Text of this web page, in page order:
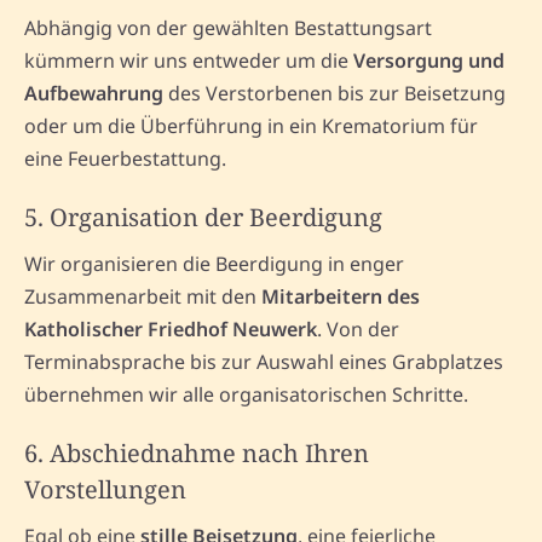
Abhängig von der gewählten Bestattungsart
kümmern wir uns entweder um dieVersorgung und
Aufbewahrung des Verstorbenen bis zur Beisetzung
oder um die Überführung in ein Krematorium für
eine Feuerbestattung.
5. Organisation der Beerdigung
Wir organisieren die Beerdigung in enger
Zusammenarbeit mit den Mitarbeitern des
Katholischer Friedhof Neuwerk. Von der
Terminabsprache bis zur Auswahl eines Grabplatzes
übernehmen wir alle organisatorischen Schritte.
6. Abschiednahme nach Ihren
Vorstellungen
Egal ob einestille Beisetzung, eine feierliche